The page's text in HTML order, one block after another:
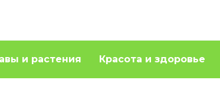
и растения Красота и здоровье